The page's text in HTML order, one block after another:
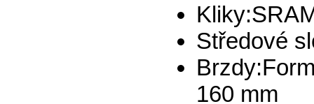
Kliky:
Středové
Brzdy:
160 mm